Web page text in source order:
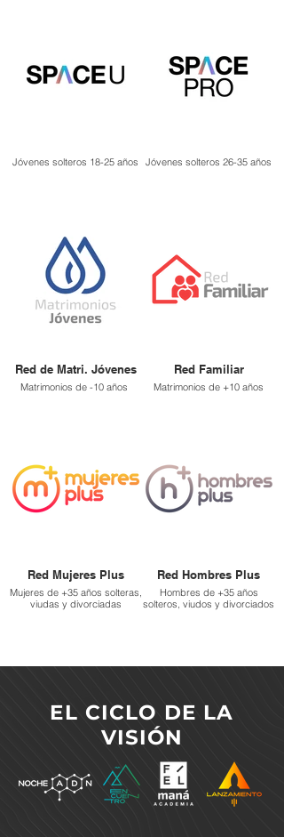
Jóvenes solteros 18-25 años Jóvenes solteros 26-35 años
Red de Matri. Jóvenes
Matrimonios de -10 años
Red Familiar
Matrimonios de +10 años
Red Mujeres Plus
Mujeres de +35 años solteras,
viudas y divorciadas
Red Hombres Plus
Hombres de +35 años
solteros, viudos y divorciados
EL CICLO DE LA
VISIÓN